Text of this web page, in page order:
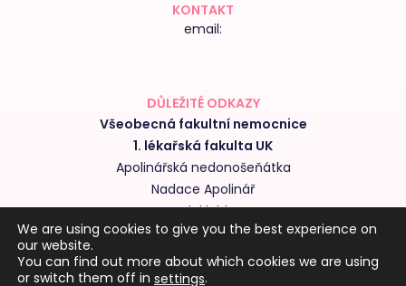
KONTAKT
email:
DŮLEŽITÉ ODKAZY
Všeobecná fakultní nemocnice
1. lékařská fakulta UK
Apolinářská nedonošeňátka
Nadace Apolinář
Nedoklubko
Výroční zprávy kliniky
Obchodní podmínky
We are using cookies to give you the best experience on
our website.
You can find out more about which cookies we are using
or switch them off in settings.